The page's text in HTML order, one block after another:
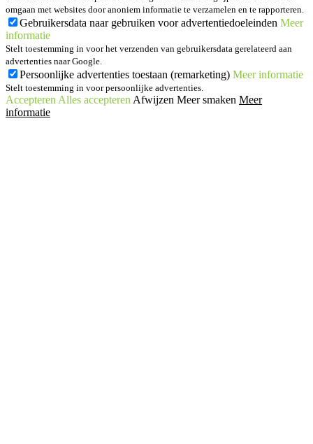
omgaan met websites door anoniem informatie te verzamelen en te rapporteren.
Gebruikersdata naar gebruiken voor advertentiedoeleinden Meer
informatie
Stelt toestemming in voor het verzenden van gebruikersdata gerelateerd aan
advertenties naar Google.
Persoonlijke advertenties toestaan (remarketing) Meer informatie
Stelt toestemming in voor persoonlijke advertenties.
Accepteren Alles accepteren Afwijzen Meer smaken Meer
informatie